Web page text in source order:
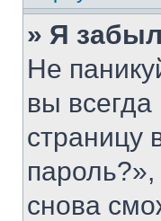
» Я
Не
вы
страницу
снова